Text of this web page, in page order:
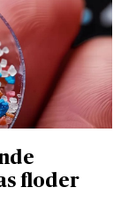
floder